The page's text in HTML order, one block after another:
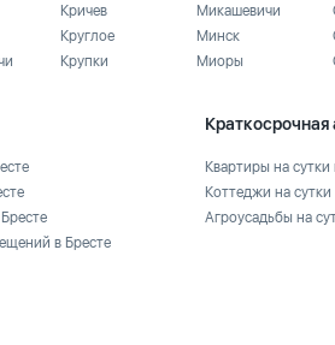
Кричев
Круглое
Крупки
Микашевичи
Минск
Миоры
в Бресте
Краткосрочная
Квартиры на сутки
Коттеджи на сутки
Агроусадьбы на